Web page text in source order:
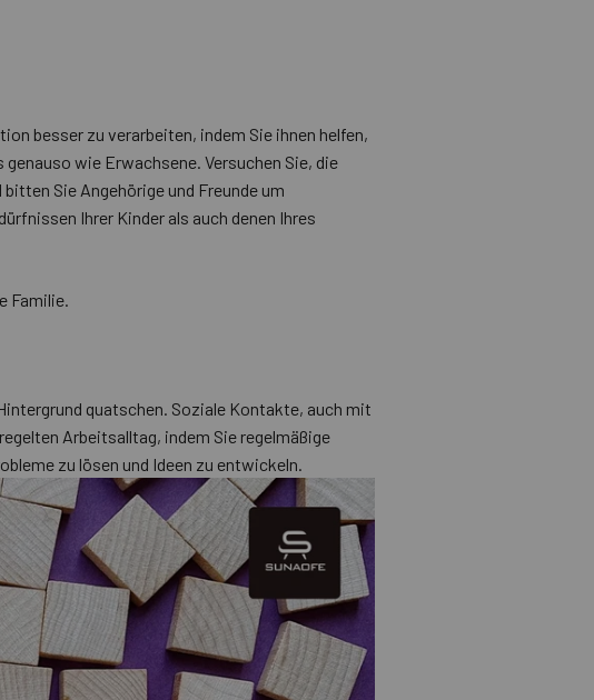
besser zu verarbeiten, indem Sie ihnen helfen,
wie Erwachsene. Versuchen Sie, die
Sie Angehörige und Freunde um
Ihrer Kinder als auch denen Ihres
Familie.
quatschen. Soziale Kontakte, auch mit
Arbeitsalltag, indem Sie regelmäßige
zu lösen und Ideen zu entwickeln.